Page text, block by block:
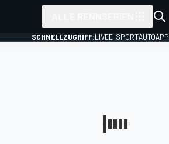
SCHNELLZUGRIFF:LIVEE-SPORTAUTOAPP